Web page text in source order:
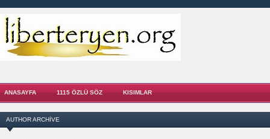
ANASAYFA 1115 ÖZLÜ SÖZ KISIMLAR
AUTHOR ARCHIVE